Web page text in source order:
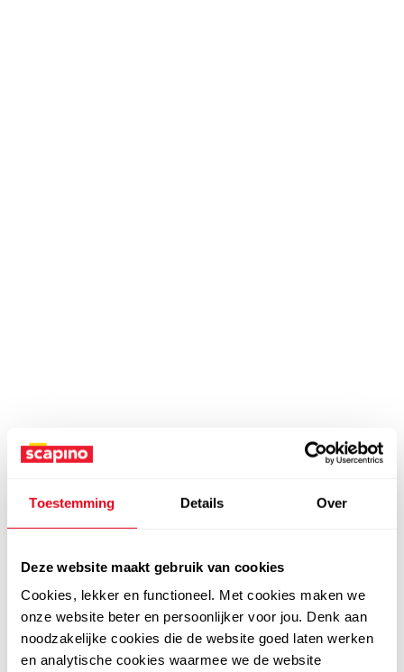
Toestemming Details Over
Deze website maakt gebruik van cookies
Cookies, lekker en functioneel. Met cookies maken we
onze website beter en persoonlijker voor jou. Denk aan
noodzakelijke cookies die de website goed laten werken
en analytische cookies waarmee we de website